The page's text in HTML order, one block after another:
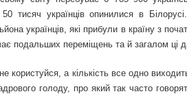
50 тисяч українців опинилися в
українців, які прибули в країну з
подальших переміщень та й загалом ці
користуйся, а кількість все одно
голоду, про який так часто